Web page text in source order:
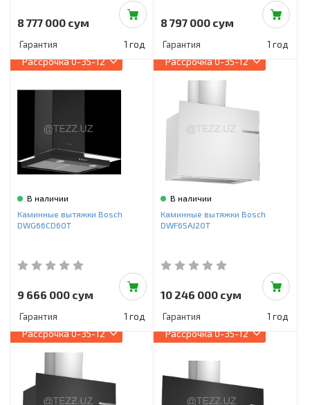
8 777 000 сум
Гарантия 1 год
8 797 000 сум
Гарантия 1 год
Рассрочка0-35-12
В наличии
Каминные вытяжки Bosch
DWG66CD60T
9 666 000 сум
Гарантия 1 год
Рассрочка0-35-12
В наличии
Каминные вытяжки Bosch
DWF65AJ20T
10 246 000 сум
Гарантия 1 год
Рассрочка0-35-12 Рассрочка0-35-12